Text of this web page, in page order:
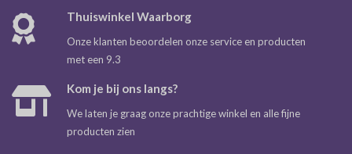
Thuiswinkel Waarborg
Onze klanten beoordelen onze service en producten
met een 9.3
Kom je bij ons langs?
We laten je graag onze prachtige winkel en alle fijne
producten zien